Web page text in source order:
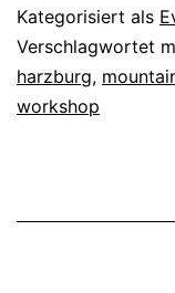
Kategorisiert als
Verschlagwortet
harzburg,
workshop